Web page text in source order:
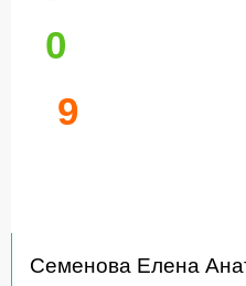
0
9
Семенова Елена